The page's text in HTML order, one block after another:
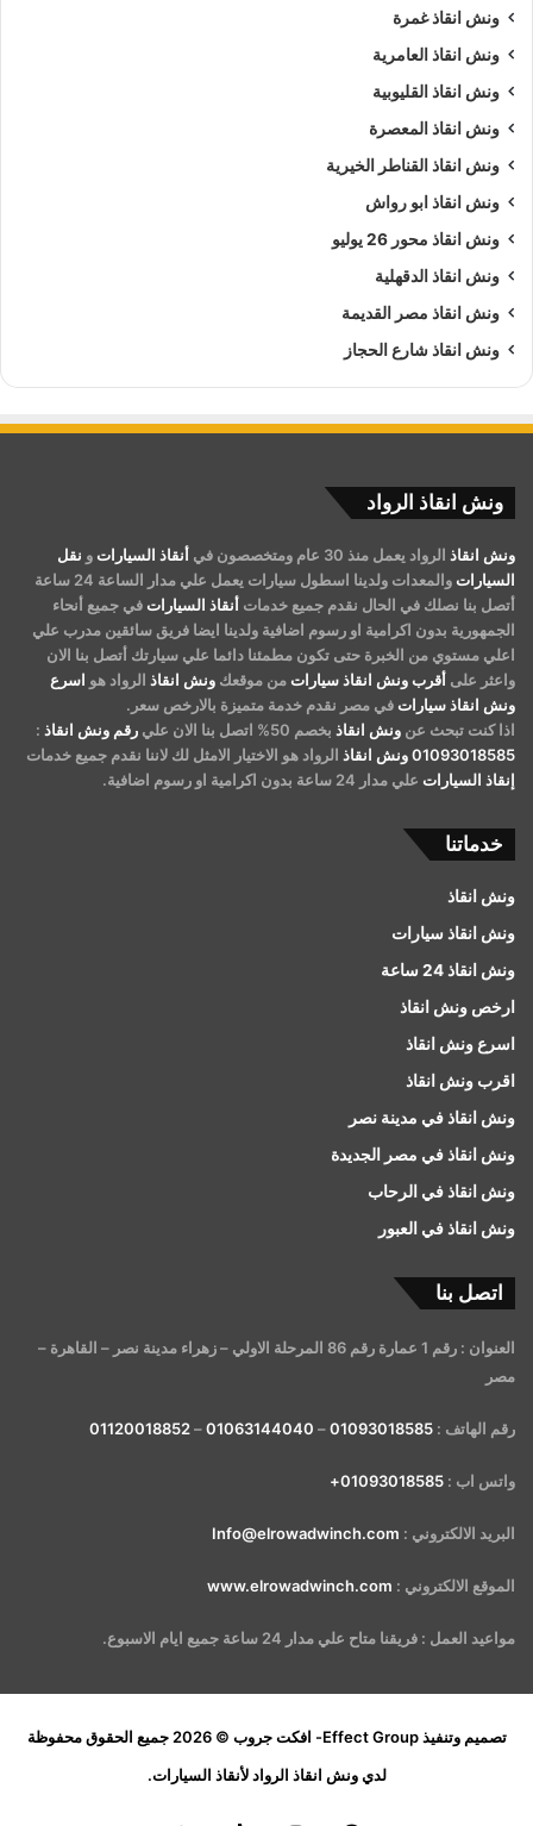
ونش انقاذ غمرة
ونش انقاذ العامرية
ونش انقاذ القليوبية
ونش انقاذ المعصرة
ونش انقاذ القناطر الخيرية
ونش انقاذ ابو رواش
ونش انقاذ محور 26 يوليو
ونش انقاذ الدقهلية
ونش انقاذ مصر القديمة
ونش انقاذ شارع الحجاز
ونش انقاذ الرواد
ونش انقاذ الرواد يعمل منذ 30 عام ومتخصصون في أنقاذ السيارات و نقل
السيارات
والمعدات ولدينا اسطول سيارات يعمل علي مدار الساعة 24 ساعة
أتصل بنا نصلك في الحال نقدم جميع خدمات أنقاذ السيارات في جميع أنحاء
الجمهورية بدون اكرامية او رسوم اضافية ولدينا ايضا فريق سائقين مدرب علي
اعلي مستوي من الخبرة حتى تكون مطمئنا دائما علي سيارتك أتصل بنا الان
واعثر على أقرب ونش انقاذ سيارات من موقعك ونش انقاذ الرواد هو اسرع
ونش انقاذ سيارات في مصر نقدم خدمة متميزة بالارخص سعر.
اذا كنت تبحث عن ونش انقاذ بخصم 50% اتصل بنا الان علي رقم ونش انقاذ :
01093018585ونش انقاذ الرواد هو الاختيار الامثل لك لاننا نقدم جميع خدمات
إنقاذ السيارات علي مدار 24 ساعة بدون اكرامية او رسوم اضافية.
خدماتنا
ونش انقاذ
ونش انقاذ سيارات
ونش انقاذ 24 ساعة
ارخص ونش انقاذ
اسرع ونش انقاذ
اقرب ونش انقاذ
ونش انقاذ في مدينة نصر
ونش انقاذ في مصر الجديدة
ونش انقاذ في الرحاب
ونش انقاذ في العبور
اتصل بنا
العنوان : رقم 1 عمارة رقم 86 المرحلة الاولي – زهراء مدينة نصر – القاهرة –
مصر
رقم الهاتف : 01093018585
–
01063144040
–
01120018852
واتس اب : 01093018585+
البريد الالكتروني : Info@elrowadwinch.com
الموقع الالكتروني : www.elrowadwinch.com
مواعيد العمل : فريقنا متاح علي مدار 24 ساعة جميع ايام الاسبوع.
تصميم وتنفيذEffect Group- افكت جروب
© 2026 جميع الحقوق محفوظة
لديونش انقاذ الرواد لأنقاذ السيارات.